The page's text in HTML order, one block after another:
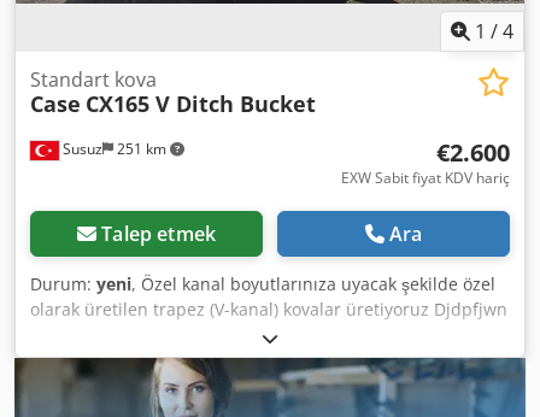
1 /4
Susuz 251 km
Standart kova
Case CX165 V Ditch Bucket
€2.600
EXW Sabit fiyat KDV hariç
Talep etmek Ara
Durum: yeni, Özel kanal boyutlarınıza uyacak şekilde özel
olarak üretilen trapez (V-kanal) kovalar üretiyoruz Djdpfjwn